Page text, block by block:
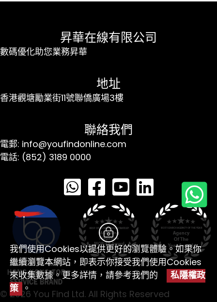
昇華在線有限公司
數碼優化助您業務昇華
地址
香港觀塘勵業街11號聯僑廣場3樓
聯絡我們
電郵: info@youfindonline.com
電話: (852) 3189 0000
© 2026 You Find Ltd. All Rights Reserved
我們使用Cookies以提供更好的瀏覽體驗。如果你
繼續瀏覽本網站，即表示你接受我們使用Cookies
來收集數據。更多詳情，請參考我們的
私隱權政
策 。